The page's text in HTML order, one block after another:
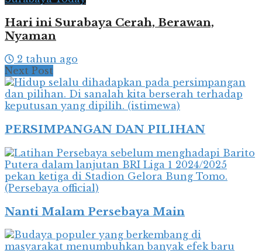
Hari ini Surabaya Cerah, Berawan,
Nyaman
2 tahun ago
Next Post
PERSIMPANGAN DAN PILIHAN
Nanti Malam Persebaya Main